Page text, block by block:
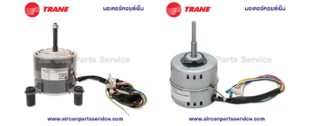
แค
ปทิ้วบ์
ท่อ
ทองแดง